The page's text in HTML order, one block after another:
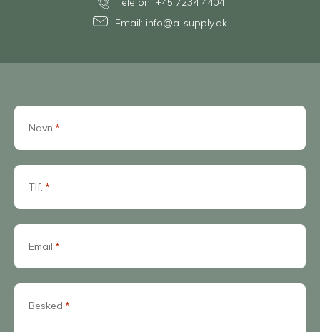
Navn *
Tlf. *
Email *
Besked *
Telefon: +45 7234 4404
Email: info@a-supply.dk